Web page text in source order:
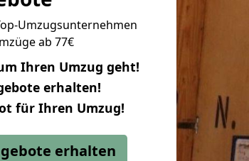
Umzugsunternehmen
ab 77€
Ihren Umzug geht!
erhalten!
für Ihren Umzug!
erhalten